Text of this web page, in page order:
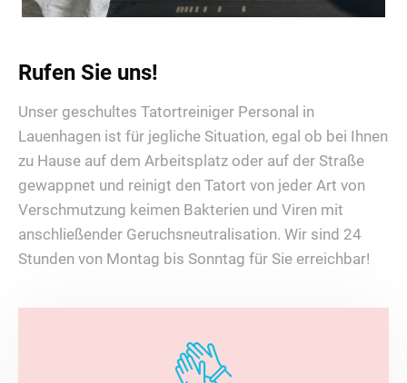
Rufen Sie uns!
Unser geschultes Tatortreiniger Personal in
Lauenhagen ist für jegliche Situation, egal ob bei Ihnen
zu Hause auf dem Arbeitsplatz oder auf der Straße
gewappnet und reinigt den Tatort von jeder Art von
Verschmutzung keimen Bakterien und Viren mit
anschließender Geruchsneutralisation. Wir sind 24
Stunden von Montag bis Sonntag für Sie erreichbar!